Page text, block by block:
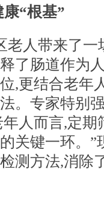
“根基”
老人带来了一
了肠道作为
,更结合老年
。专家特别
人而言,定期
关键一环。”
测方法,消除